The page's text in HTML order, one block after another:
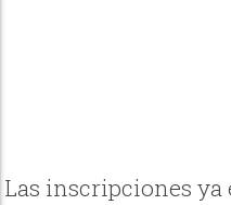
Las inscripciones ya